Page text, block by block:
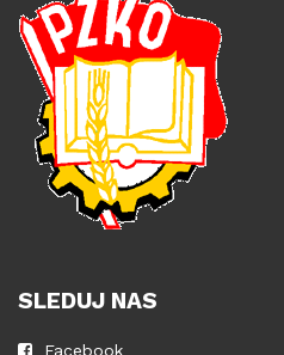
SLEDUJ NAS
Facebook